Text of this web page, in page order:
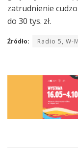
zatrudnienie
do 30 tys. zł.
Źródło: Radio 5, W-